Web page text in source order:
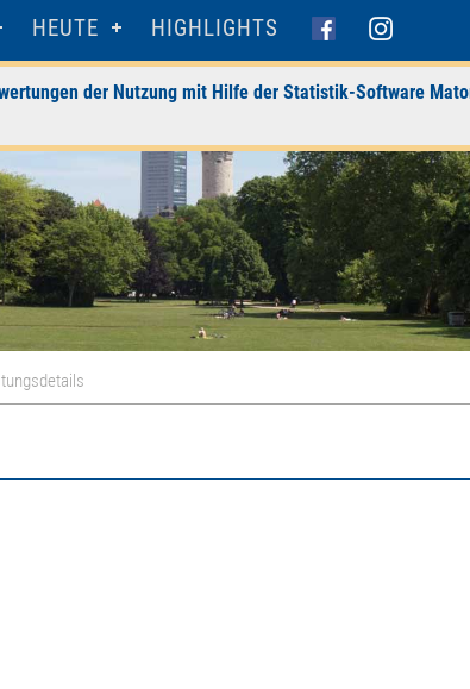
HEUTE HIGHLIGHTS
der Nutzung mit Hilfe der Statistik-Software